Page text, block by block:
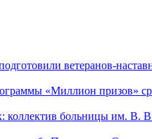
ветеранов-
«Миллион призов»
коллектив больницы им. В.